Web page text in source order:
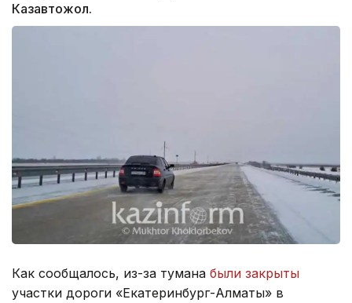
Казавтожол.
Как сообщалось, из-за тумана были закрыты
участки дороги «Екатеринбург-Алматы» в